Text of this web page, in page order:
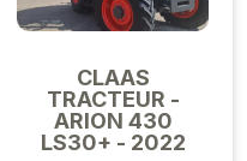
CLAAS
TRACTEUR -
ARION 430
LS30+ - 2022